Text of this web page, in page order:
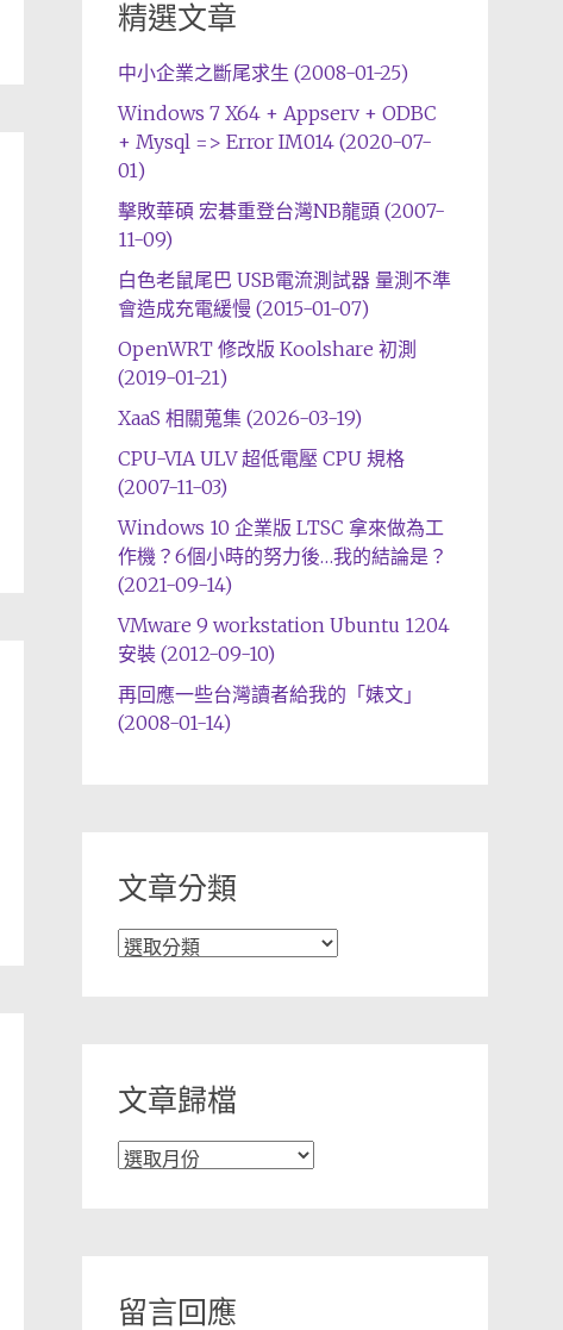
精選文章
中小企業之斷尾求生 (2008-01-25)
Windows 7 X64 + Appserv + ODBC
+ Mysql => Error IM014 (2020-07-
01)
擊敗華碩 宏碁重登台灣NB龍頭 (2007-
11-09)
白色老鼠尾巴 USB電流測試器 量測不準
會造成充電緩慢 (2015-01-07)
OpenWRT 修改版 Koolshare 初測
(2019-01-21)
XaaS 相關蒐集 (2026-03-19)
CPU-VIA ULV 超低電壓 CPU 規格
(2007-11-03)
Windows 10 企業版 LTSC 拿來做為工
作機？6個小時的努力後…我的結論是？
(2021-09-14)
VMware 9 workstation Ubuntu 1204
安裝 (2012-09-10)
再回應一些台灣讀者給我的「婊文」
(2008-01-14)
文章分類
文
文章歸檔
文
留言回應